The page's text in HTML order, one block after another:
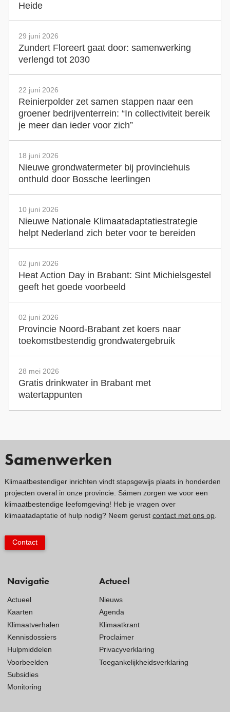
Heide
29 juni 2026
Zundert Floreert gaat door: samenwerking
verlengd tot 2030
22 juni 2026
Reinierpolder zet samen stappen naar een
groener bedrijventerrein: “In collectiviteit bereik
je meer dan ieder voor zich”
18 juni 2026
Nieuwe grondwatermeter bij provinciehuis
onthuld door Bossche leerlingen
10 juni 2026
Nieuwe Nationale Klimaatadaptatiestrategie
helpt Nederland zich beter voor te bereiden
02 juni 2026
Heat Action Day in Brabant: Sint Michielsgestel
geeft het goede voorbeeld
02 juni 2026
Provincie Noord-Brabant zet koers naar
toekomstbestendig grondwatergebruik
28 mei 2026
Gratis drinkwater in Brabant met
watertappunten
Navigatie
Actueel
Kaarten
Klimaatverhalen
Kennisdossiers
Hulpmiddelen
Voorbeelden
Subsidies
Monitoring
Actueel
Nieuws
Agenda
Klimaatkrant
Proclaimer
Privacyverklaring
Toegankelijkheidsverklaring
Samenwerken
Klimaatbestendiger inrichten vindt stapsgewijs plaats in honderden
projecten overal in onze provincie. Sámen zorgen we voor een
klimaatbestendige leefomgeving! Heb je vragen over
klimaatadaptatie of hulp nodig? Neem gerust contact met ons op.
Contact